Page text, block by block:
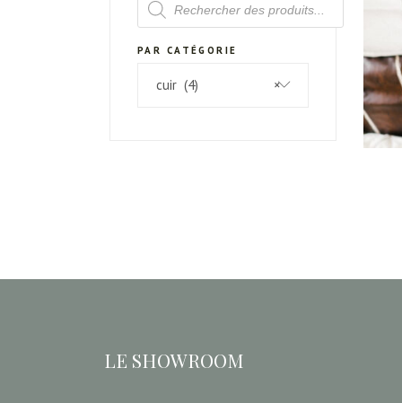
DE
PRODUITS
PAR CATÉGORIE
×
cuir (4)
LE SHOWROOM